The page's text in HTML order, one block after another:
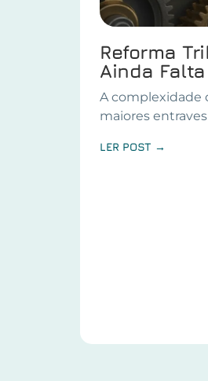
Reforma
Ainda
A complexidade
maiores entraves
LER POST →